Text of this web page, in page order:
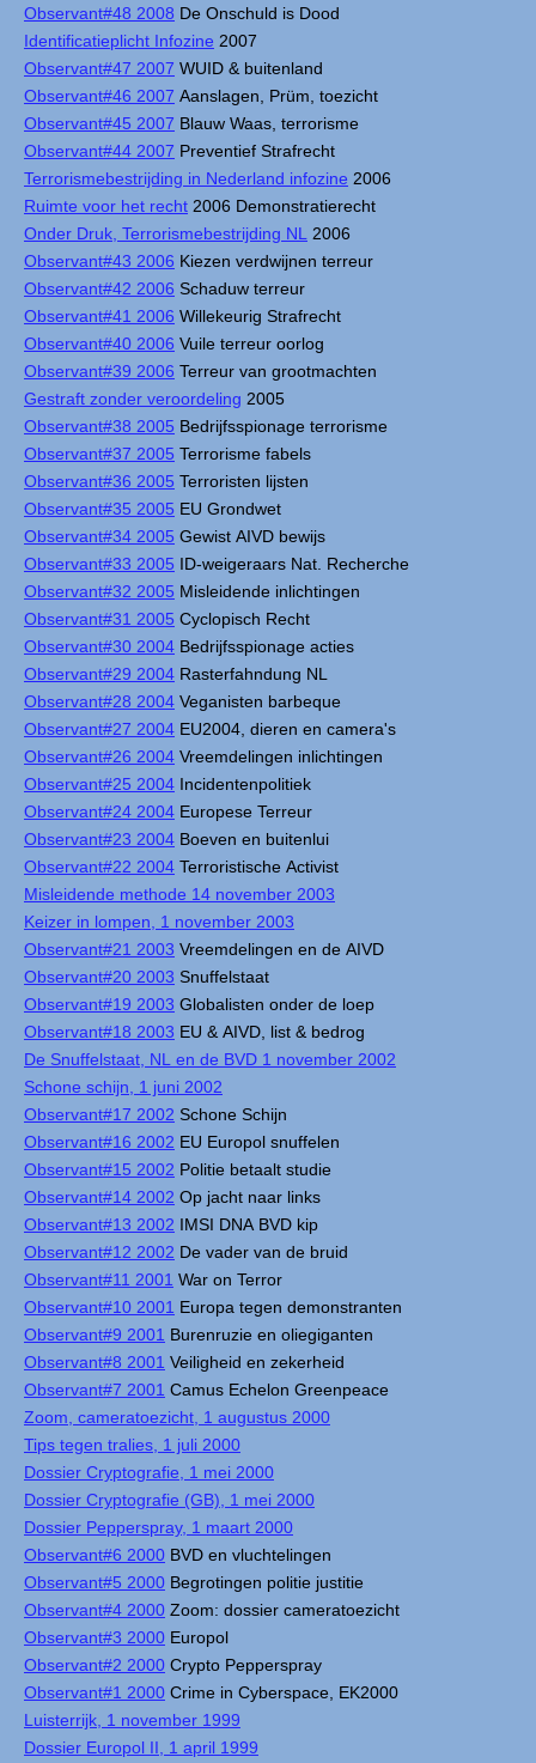
Observant#48 2008 De Onschuld is Dood
Identificatieplicht Infozine 2007
Observant#47 2007 WUID & buitenland
Observant#46 2007 Aanslagen, Prüm, toezicht
Observant#45 2007 Blauw Waas, terrorisme
Observant#44 2007 Preventief Strafrecht
Terrorismebestrijding in Nederland infozine 2006
Ruimte voor het recht 2006 Demonstratierecht
Onder Druk, Terrorismebestrijding NL
2006
Observant#43 2006 Kiezen verdwijnen terreur
Observant#42 2006 Schaduw terreur
Observant#41 2006 Willekeurig Strafrecht
Observant#40 2006 Vuile terreur oorlog
Observant#39 2006 Terreur van grootmachten
Gestraft zonder veroordeling 2005
Observant#38 2005 Bedrijfsspionage terrorisme
Observant#37 2005 Terrorisme fabels
Observant#36 2005 Terroristen lijsten
Observant#35 2005 EU Grondwet
Observant#34 2005 Gewist AIVD bewijs
Observant#33 2005 ID-weigeraars Nat. Recherche
Observant#32 2005 Misleidende inlichtingen
Observant#31 2005 Cyclopisch Recht
Observant#30 2004 Bedrijfsspionage acties
Observant#29 2004 Rasterfahndung NL
Observant#28 2004 Veganisten barbeque
Observant#27 2004 EU2004, dieren en camera's
Observant#26 2004 Vreemdelingen inlichtingen
Observant#25 2004 Incidentenpolitiek
Observant#24 2004 Europese Terreur
Observant#23 2004 Boeven en buitenlui
Observant#22 2004 Terroristische Activist
Misleidende methode 14 november 2003
Keizer in lompen, 1 november 2003
Observant#21 2003 Vreemdelingen en de AIVD
Observant#20 2003 Snuffelstaat
Observant#19 2003 Globalisten onder de loep
Observant#18 2003 EU & AIVD, list & bedrog
De Snuffelstaat, NL en de BVD 1 november 2002
Schone schijn, 1 juni 2002
Observant#17 2002 Schone Schijn
Observant#16 2002 EU Europol snuffelen
Observant#15 2002 Politie betaalt studie
Observant#14 2002 Op jacht naar links
Observant#13 2002 IMSI DNA BVD kip
Observant#12 2002 De vader van de bruid
Observant#11 2001 War on Terror
Observant#10 2001 Europa tegen demonstranten
Observant#9 2001 Burenruzie en oliegiganten
Observant#8 2001 Veiligheid en zekerheid
Observant#7 2001 Camus Echelon Greenpeace
Zoom, cameratoezicht, 1 augustus 2000
Tips tegen tralies, 1 juli 2000
Dossier Cryptografie, 1 mei 2000
Dossier Cryptografie (GB), 1 mei 2000
Dossier Pepperspray, 1 maart 2000
Observant#6 2000 BVD en vluchtelingen
Observant#5 2000 Begrotingen politie justitie
Observant#4 2000 Zoom: dossier cameratoezicht
Observant#3 2000 Europol
Observant#2 2000 Crypto Pepperspray
Observant#1 2000 Crime in Cyberspace, EK2000
Luisterrijk, 1 november 1999
Dossier Europol II, 1 april 1999